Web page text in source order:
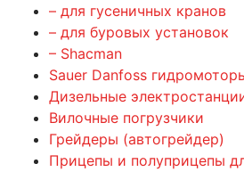
– для гусеничных кранов
– для буровых установок
– Shacman
Sauer Danfoss
Дизельные
Вилочные погрузчики
Грейдеры (автогрейдер)
Прицепы и полуприцепы